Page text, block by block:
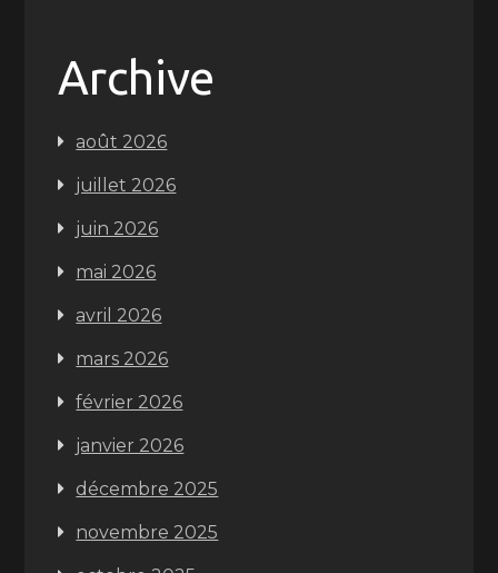
Archive
août 2026
juillet 2026
juin 2026
mai 2026
avril 2026
mars 2026
février 2026
janvier 2026
décembre 2025
novembre 2025